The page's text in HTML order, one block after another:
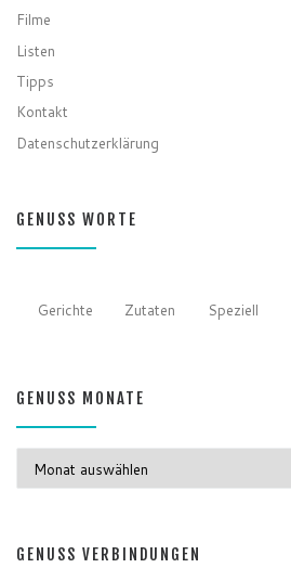
Filme
Listen
Tipps
Kontakt
Datenschutzerklärung
GENUSS WORTE
Gerichte Zutaten Speziell
GENUSS MONATE
GENUSS VERBINDUNGEN